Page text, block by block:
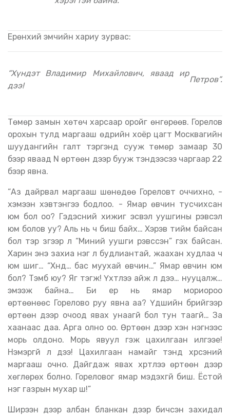
Ерөнхий эмчийн хариу зурвас:
“Хүндэт Владимир Михайлович, яваад ир
дээ!
Петров”.
Төмөр замын хөтөч харсаар оройг өнгөрөөв. Горелов
орохын тулд маргааш өдрийн хоёр цагт Москвагийн
шуудангийн галт тэргэнд сууж төмөр замаар 30
бээр яваад N өртөөн дээр бууж тэндээсээ чаргаар 22
бээр явна.
“Аз дайрвал маргааш шөнөдөө Гореловт оччихно, -
хэмээн хэвтэнгээ бодлоо. - Ямар өвчин тусчихсан
юм бол оо? Гэдэсний хижиг эсвэл уушгины үрэвсэл
юм болов уу? Аль нь ч биш байх… Хэрэв тийм байсан
бол тэр зүгээр л “Миний уушги үрэвссэн” гэх байсан.
Харин энэ захиа нэг л будлиантай, жаахан худлаа ч
юм шиг… “Хүнд… бас муухай өвчин…” Ямар өвчин юм
бол? Тэмбүү юу? Яг тэгж! Үхтлээ айж л дээ… нууцалж…
эмээж байна… Би ер нь ямар мориороо
өртөөнөөс Горелово руу явна аа? Үдшийн бүрийгээр
өртөөн дээр очоод явах унаагүй бол тун таагүй… За
хаанаас даа. Арга олно оо. Өртөөн дээр хэн нэгнээс
морь олдоно. Морь явуул гэж цахилгаан илгээе!
Нэмэргүй л дээ! Цахилгаан намайг тэнд хүрсэний
маргааш очно. Дайгдаж явах хүртлээ өртөөн дээр
хөглөрөх болно. Гореловог ямар мэдэхгүй биш. Ёстой
нэг газрын мухар шүү!”
Ширээн дээр албан бланкан дээр бичсэн захидал